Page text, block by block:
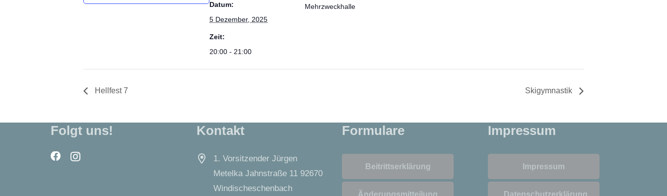
Datum:
5 Dezember, 2025
Zeit:
20:00 - 21:00
Mehrzweckhalle
Hellfest 7 Skigymnastik
Folgt uns! Kontakt
1. Vorsitzender Jürgen
Metelka Jahnstraße 11 92670
Windischeschenbach
Formulare
Beitrittserklärung
Impressum
Impressum